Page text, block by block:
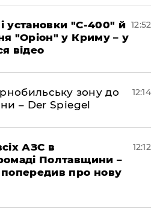
установки "С-400" й
"Оріон" у Криму – у
відео
12:52
зону до
– Der Spiegel
12:14
АЗС в
Полтавщини –
про нову
12:12